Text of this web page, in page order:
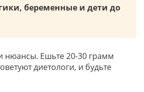
беременные и дети до
нюансы. Ешьте 20-30 грамм
диетологи, и будьте